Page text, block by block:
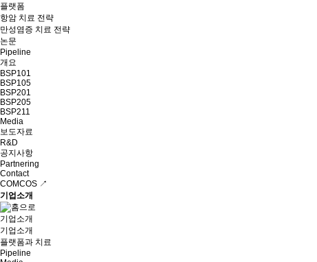
플랫폼
항암 치료 전략
만성염증 치료 전략
논문
Pipeline
개요
BSP101
BSP105
BSP201
BSP205
BSP211
Media
보도자료
R&D
공지사항
Partnering
Contact
COMCOS ↗
기업소개
기업소개
기업소개
플랫폼과 치료
Pipeline